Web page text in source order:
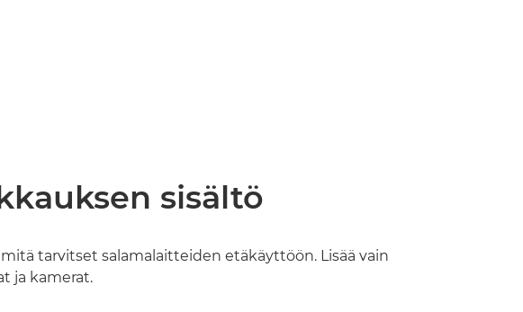
sisältö
tarvitset salamalaitteiden etäkäyttöön. Lisää vain
ja kamerat.